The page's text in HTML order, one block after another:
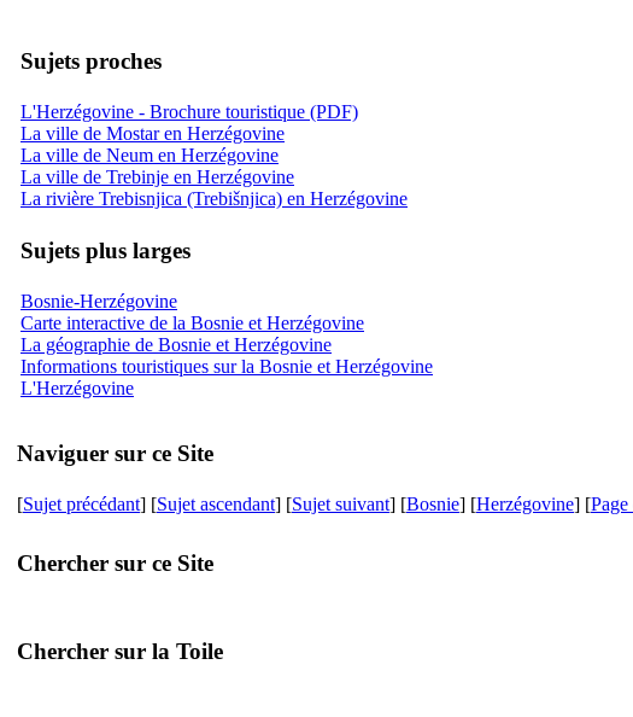
Sujets proches
L'Herzégovine - Brochure touristique (PDF)
La ville de Mostar en Herzégovine
La ville de Neum en Herzégovine
La ville de Trebinje en Herzégovine
La rivière Trebisnjica (Trebišnjica) en Herzégovine
Sujets plus larges
Bosnie-Herzégovine
Carte interactive de la Bosnie et Herzégovine
La géographie de Bosnie et Herzégovine
Informations touristiques sur la Bosnie et Herzégovine
L'Herzégovine
Naviguer sur ce Site
[Sujet précédant] [Sujet ascendant] [Sujet suivant] [Bosnie] [Herzégovine] [Page
Chercher sur ce Site
Chercher sur la Toile